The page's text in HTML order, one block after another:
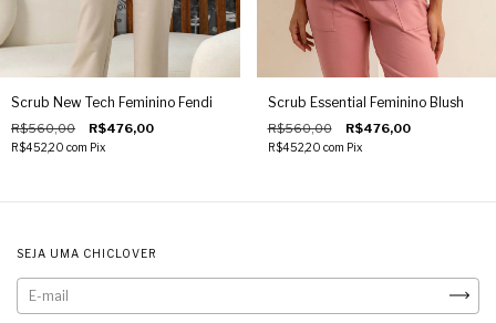
Scrub New Tech Feminino Fendi
R$560,00 R$476,00
R$452,20 com Pix
Scrub Essential Feminino Blush
R$560,00 R$476,00
R$452,20 com Pix
SEJA UMA CHICLOVER